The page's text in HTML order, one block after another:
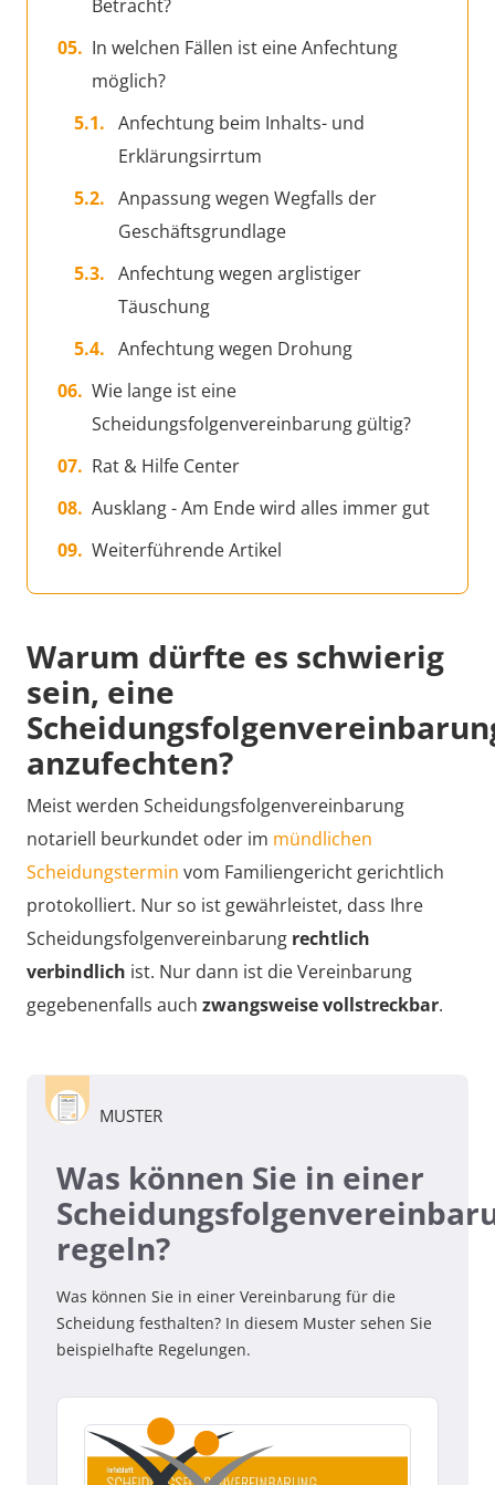
Betracht?
In welchen Fällen ist eine Anfechtung
möglich?
Anfechtung beim Inhalts- und
Erklärungsirrtum
Anpassung wegen Wegfalls der
Geschäftsgrundlage
Anfechtung wegen arglistiger
Täuschung
Anfechtung wegen Drohung
Wie lange ist eine
Scheidungsfolgenvereinbarung gültig?
Rat & Hilfe Center
Ausklang - Am Ende wird alles immer gut
Weiterführende Artikel
Warum dürfte es schwierig
sein, eine
anzufechten?
Meist werden Scheidungsfolgenvereinbarung
notariell beurkundet oder im mündlichen
Scheidungstermin vom Familiengericht gerichtlich
protokolliert. Nur so ist gewährleistet, dass Ihre
Scheidungsfolgenvereinbarung rechtlich
verbindlich ist. Nur dann ist die Vereinbarung
gegebenenfalls auch zwangsweise vollstreckbar.
MUSTER
Was können Sie in einer
regeln?
Was können Sie in einer Vereinbarung für die
Scheidung festhalten? In diesem Muster sehen Sie
beispielhafte Regelungen.